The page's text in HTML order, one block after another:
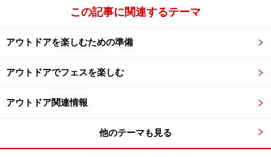
ん。在るのがわかっているのに見つけられない、広いの
に使いきれない、掃除しきれない。普通の生活では当た
り前のストレスも、木の上では皆無です。
次のページ ではツリーハウス暮らしで得られる自然の力
を紹介します
※記事内容は執筆時点のものです。最新の内容をご確認くださ
この記事に関連するテーマ
アウトドアを楽しむための準備
アウトドアでフェスを楽しむ
アウトドア関連情報
他のテーマも見る